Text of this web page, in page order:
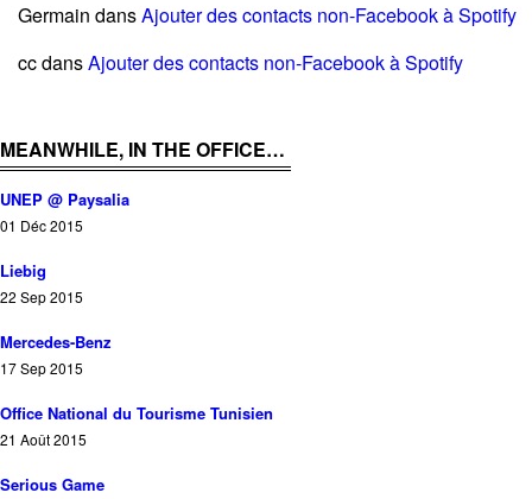
Germain dansAjouter des contacts non-Facebook à Spotify
ccdansAjouter des contacts non-Facebook à Spotify
MEANWHILE, IN THE OFFICE…
UNEP @ Paysalia
01 Déc 2015
Liebig
22 Sep 2015
Mercedes-Benz
17 Sep 2015
Office National du Tourisme Tunisien
21 Août 2015
Serious Game